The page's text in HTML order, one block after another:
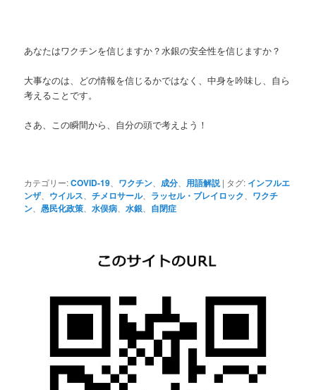
あなたはワクチンを信じますか？水銀の安全性を信じますか？
大事なのは、どの情報を信じるかではなく、中身を吟味し、自ら
考えることです。
さあ、この瞬間から、自分の頭で考えよう！
カテゴリー:COVID-19 ワクチン 成分 用語解説 | タグ: インフルエ
ンザ、 ウイルス 、チメロサール、 ラッセル・ブレイロック
ワクチ
ン
愚民化政策 、水俣病 、水銀 自閉症